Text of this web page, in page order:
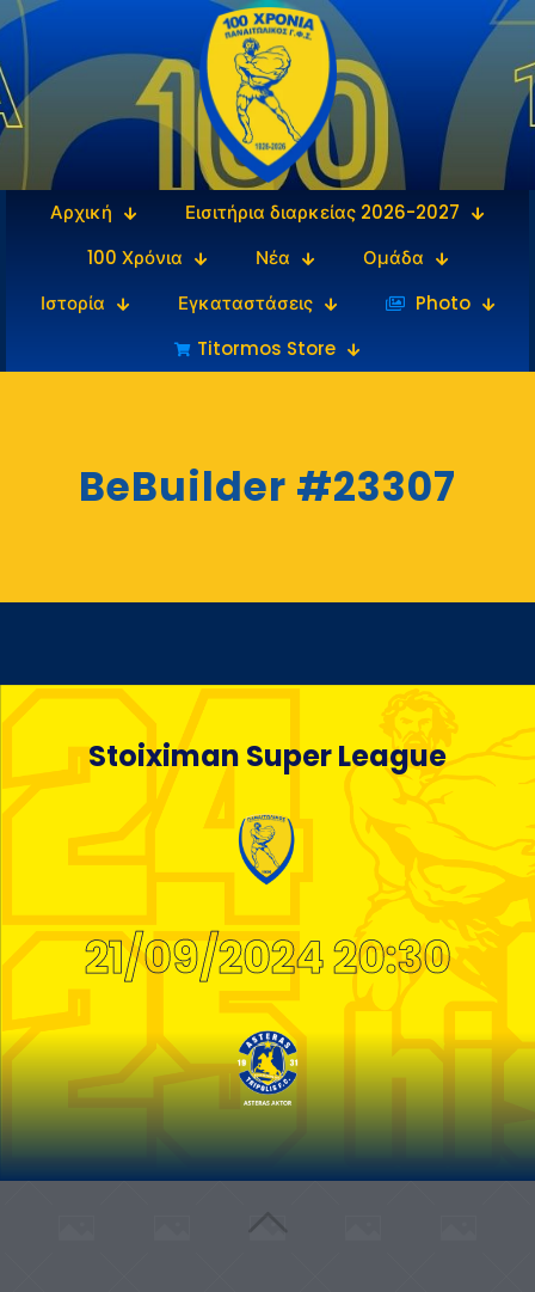
Αρχική
Εισιτήρια διαρκείας 2026-2027
100 Χρόνια
Νέα
Ομάδα
Ιστορία
Εγκαταστάσεις
‎‏‏‎ ‎Photo
Titormos Store
BeBuilder #23307
Stoiximan Super League
21/09/2024 20:30